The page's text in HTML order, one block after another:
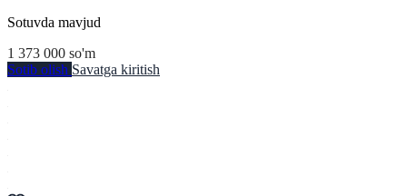
Sotuvda mavjud
1 373 000 so'm
Sotib olish Savatga kiritish